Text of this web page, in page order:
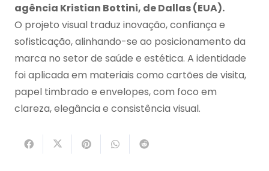
agência Kristian Bottini, de Dallas (EUA).
O projeto visual traduz inovação, confiança e
sofisticação, alinhando-se ao posicionamento da
marca no setor de saúde e estética. A identidade
foi aplicada em materiais como cartões de visita,
papel timbrado e envelopes, com foco em
clareza, elegância e consistência visual.